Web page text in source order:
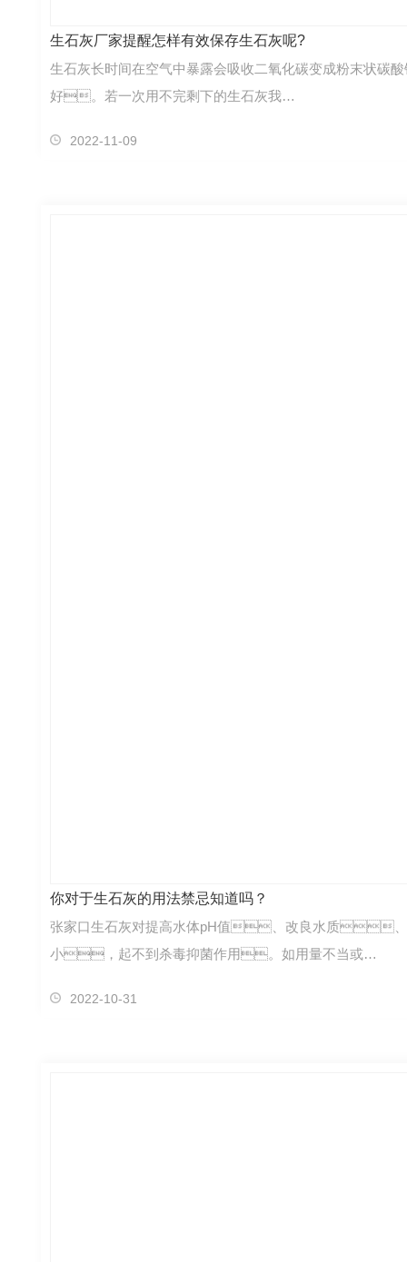
生石灰厂家提醒怎样有效保存生石灰呢?
生石灰长时间在空气中暴露会吸收二氧化碳变成粉末
好。若一次用不完剩下的生石灰我…
2022-11-09
你对于生石灰的用法禁忌知道吗？
张家口生石灰对提高水体pH值、改良水质
小，起不到杀毒抑菌作用。如用量不当或…
2022-10-31